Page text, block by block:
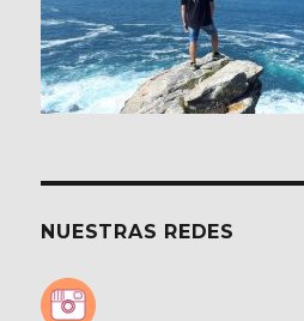
NUESTRAS REDES